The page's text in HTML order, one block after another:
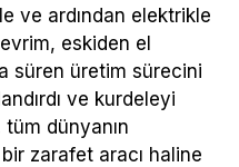
ve ardından elektrikle
eskiden el
süren üretim sürecini
ve kurdeleyi
dünyanın
zarafet aracı haline